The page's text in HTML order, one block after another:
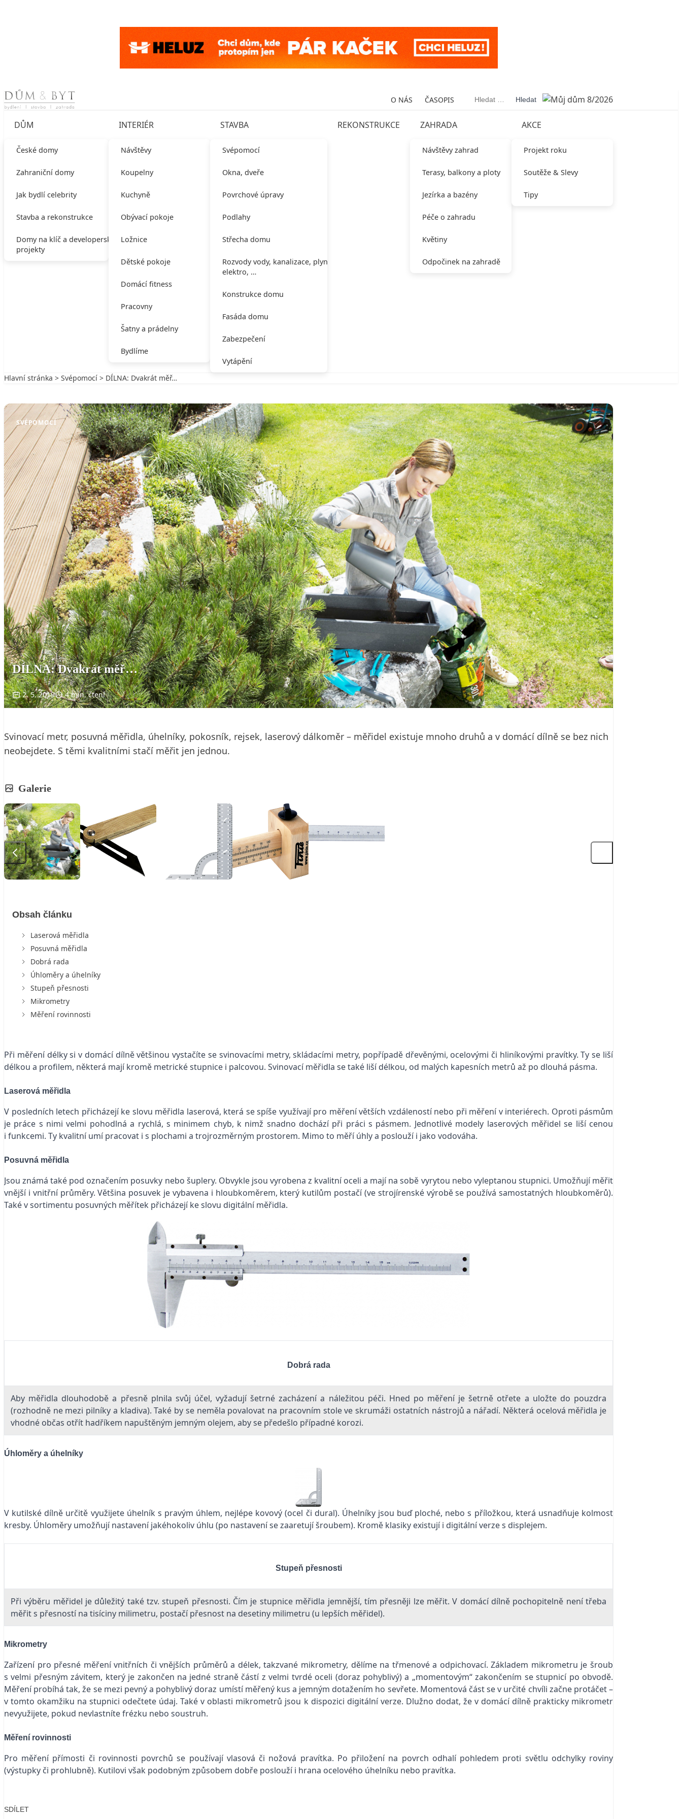
Skip to content O NÁS ČASOPIS Vyhledávání
DŮM
České domy
Zahraniční domy
Jak bydlí celebrity
Stavba a rekonstrukce
Domy na klíč a developerské
projekty
INTERIÉR
Návštěvy
Koupelny
Kuchyně
Obývací pokoje
Ložnice
Dětské pokoje
Domácí fitness
Pracovny
Šatny a prádelny
Bydlíme
STAVBA
Svépomocí
Okna, dveře
Povrchové úpravy
Podlahy
Střecha domu
Rozvody vody, kanalizace, plynu,
elektro, …
Konstrukce domu
Fasáda domu
Zabezpečení
Vytápění
REKONSTRUKCE ZAHRADA
Návštěvy zahrad
Terasy, balkony a ploty
Jezírka a bazény
Péče o zahradu
Květiny
Odpočinek na zahradě
AKCE
Projekt roku
Soutěže & Slevy
Tipy
Hlavní stránka > Svépomocí > DÍLNA: Dvakrát měř…
SVÉPOMOCÍ
DÍLNA: Dvakrát měř…
2. 5. 2019 4 min. čtení
Svinovací metr, posuvná měřidla, úhelníky, pokosník, rejsek, laserový dálkoměr – měřidel existuje mnoho druhů a v domácí dílně se bez nich
neobejdete. S těmi kvalitními stačí měřit jen jednou.
Galerie
Obsah článku
Laserová měřidla
Posuvná měřidla
Dobrá rada
Úhloměry a úhelníky
Stupeň přesnosti
Mikrometry
Měření rovinnosti
Při měření délky si v domácí dílně většinou vystačíte se svinovacími metry, skládacími metry, popřípadě dřevěnými, ocelovými či hliníkovými pravítky. Ty se liší
délkou a profilem, některá mají kromě metrické stupnice i palcovou. Svinovací měřidla se také liší délkou, od malých kapesních metrů až po dlouhá pásma.
Laserová měřidla
V posledních letech přicházejí ke slovu měřidla laserová, která se spíše využívají pro měření větších vzdáleností nebo při měření v interiérech. Oproti pásmům
je práce s nimi velmi pohodlná a rychlá, s minimem chyb, k nimž snadno dochází při práci s pásmem. Jednotlivé modely laserových měřidel se liší cenou
i funkcemi. Ty kvalitní umí pracovat i s plochami a trojrozměrným prostorem. Mimo to měří úhly a poslouží i jako vodováha.
Posuvná měřidla
Jsou známá také pod označením posuvky nebo šuplery. Obvykle jsou vyrobena z kvalitní oceli a mají na sobě vyrytou nebo vyleptanou stupnici. Umožňují měřit
vnější i vnitřní průměry. Většina posuvek je vybavena i hloubkoměrem, který kutilům postačí (ve strojírenské výrobě se používá samostatných hloubkoměrů).
Také v sortimentu posuvných měřítek přicházejí ke slovu digitální měřidla.
Dobrá rada
Aby měřidla dlouhodobě a přesně plnila svůj účel, vyžadují šetrné zacházení a náležitou péči. Hned po měření je šetrně otřete a uložte do pouzdra
(rozhodně ne mezi pilníky a kladiva). Také by se neměla povalovat na pracovním stole ve skrumáži ostatních nástrojů a nářadí. Některá ocelová měřidla je
vhodné občas otřít hadříkem napuštěným jemným olejem, aby se předešlo případné korozi.
Úhloměry a úhelníky
V kutilské dílně určitě využijete úhelník s pravým úhlem, nejlépe kovový (ocel či dural). Úhelníky jsou buď ploché, nebo s příložkou, která usnadňuje kolmost
kresby. Úhloměry umožňují nastavení jakéhokoliv úhlu (po nastavení se zaaretují šroubem). Kromě klasiky existují i digitální verze s displejem.
Stupeň přesnosti
Při výběru měřidel je důležitý také tzv. stupeň přesnosti. Čím je stupnice měřidla jemnější, tím přesněji lze měřit. V domácí dílně pochopitelně není třeba
měřit s přesností na tisíciny milimetru, postačí přesnost na desetiny milimetru (u lepších měřidel).
Mikrometry
Zařízení pro přesné měření vnitřních či vnějších průměrů a délek, takzvané mikrometry, dělíme na třmenové a odpichovací. Základem mikrometru je šroub
s velmi přesným závitem, který je zakončen na jedné straně částí z velmi tvrdé oceli (doraz pohyblivý) a „momentovým“ zakončením se stupnicí po obvodě.
Měření probíhá tak, že se mezi pevný a pohyblivý doraz umístí měřený kus a jemným dotažením ho sevřete. Momentová část se v určité chvíli začne protáčet –
v tomto okamžiku na stupnici odečtete údaj. Také v oblasti mikrometrů jsou k dispozici digitální verze. Dlužno dodat, že v domácí dílně prakticky mikrometr
nevyužijete, pokud nevlastníte frézku nebo soustruh.
Měření rovinnosti
Pro měření přímosti či rovinnosti povrchů se používají vlasová či nožová pravítka. Po přiložení na povrch odhalí pohledem proti světlu odchylky roviny
(výstupky či prohlubně). Kutilovi však podobným způsobem dobře poslouží i hrana ocelového úhelníku nebo pravítka.
SDÍLET